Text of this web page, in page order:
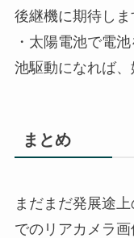
後継機に期待しま
・太陽電池で電
池駆動になれば、
まとめ
まだまだ発展途
でのリアカメラ画